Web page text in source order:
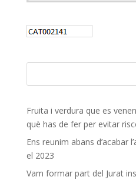
Fruita i verdura que es
què has de fer per evitar
Ens reunim abans d’acabar
el 2023
Vam formar part del Jurat